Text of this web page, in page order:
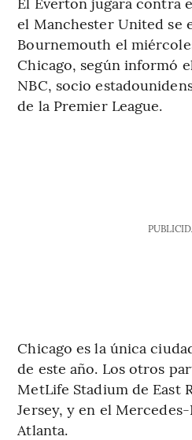
el Manchester United se
Bournemouth el
Chicago, según informó
NBC, socio
de la Premier League.
Chicago es la única
de este año. Los otros
MetLife Stadium de East
Jersey, y en el
Atlanta.